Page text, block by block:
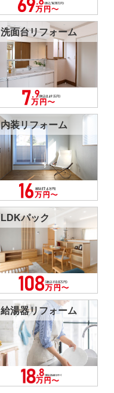
洗面台リフォーム
内装リフォーム
LDKパック
給湯器リフォーム